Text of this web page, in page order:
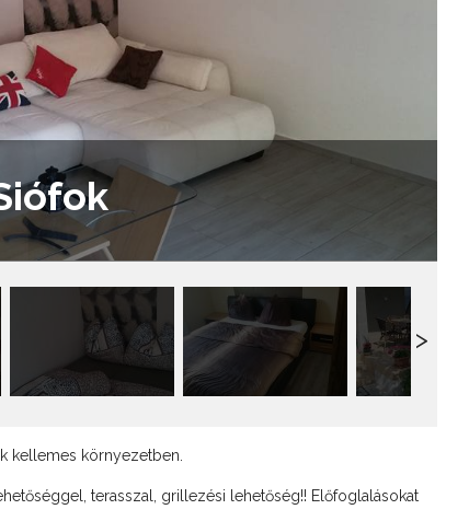
kellemes környezetben.
terasszal, grillezési lehetőség!! Előfoglalásokat